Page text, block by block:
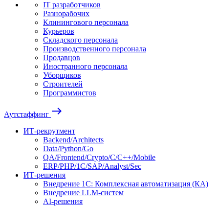
IT разработчиков
Разнорабочих
Клинингового персонала
Курьеров
Складского персонала
Производственного персонала
Продавцов
Иностранного персонала
Уборщиков
Строителей
Программистов
Аутстаффинг east
ИТ-рекрутмент
Backend/Architects
Data/Python/Go
QA/Frontend/Crypto/C/C++/Mobile
ERP/PHP/1C/SAP/Analyst/Sec
ИТ-решения
Внедрение 1С: Комплексная автоматизация (КА)
Внедрение LLM-систем
AI-решения